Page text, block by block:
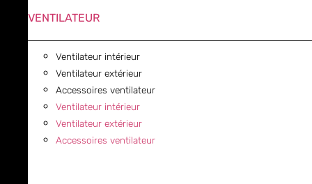
VENTILATEUR
Ventilateur intérieur
Ventilateur extérieur
Accessoires ventilateur
Ventilateur intérieur
Ventilateur extérieur
Accessoires ventilateur